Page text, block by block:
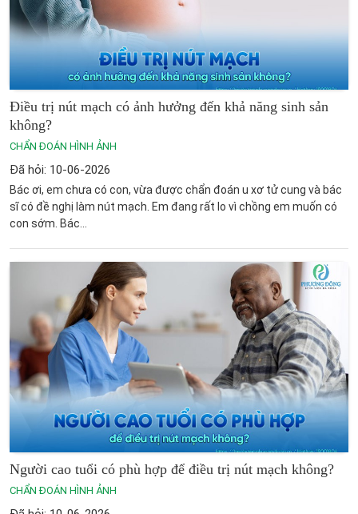
Điều trị nút mạch có ảnh hưởng đến khả năng sinh sản
không?
CHẨN ĐOÁN HÌNH ẢNH
Đã hỏi: 10-06-2026
Bác ơi, em chưa có con, vừa được chẩn đoán u xơ tử cung và bác
sĩ có đề nghị làm nút mạch. Em đang rất lo vì chồng em muốn có
con sớm. Bác...
Người cao tuổi có phù hợp để điều trị nút mạch không?
CHẨN ĐOÁN HÌNH ẢNH